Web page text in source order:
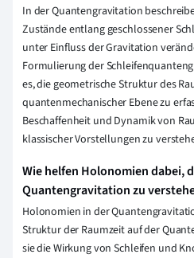
In der Quantengravitation
Zustände entlang geschlossener
unter Einfluss der Gravitation
Formulierung der
es, die geometrische Struktur des
quantenmechanischer Ebene zu
Beschaffenheit und Dynamik von
klassischer Vorstellungen zu
Wie helfen Holonomien dabei,
Quantengravitation zu
Holonomien in der
Struktur der Raumzeit auf der
sie die Wirkung von Schleifen und